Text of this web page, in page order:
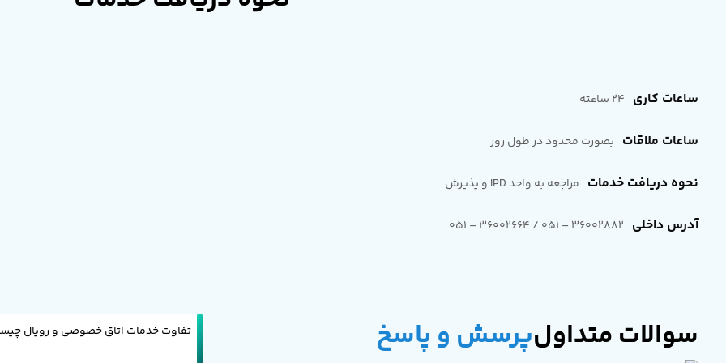
ساعات کاری 24 ساعته
ساعات ملاقات بصورت محدود در طول روز
نحوه دریافت خدمات مراجعه به واحد IPD و پذیرش
آدرس داخلی 36002882 – 051 / 36002664 – 051
سوالات متداولپرسش و پاسخ تفاوت خدمات اتاق خصوصی و رویال